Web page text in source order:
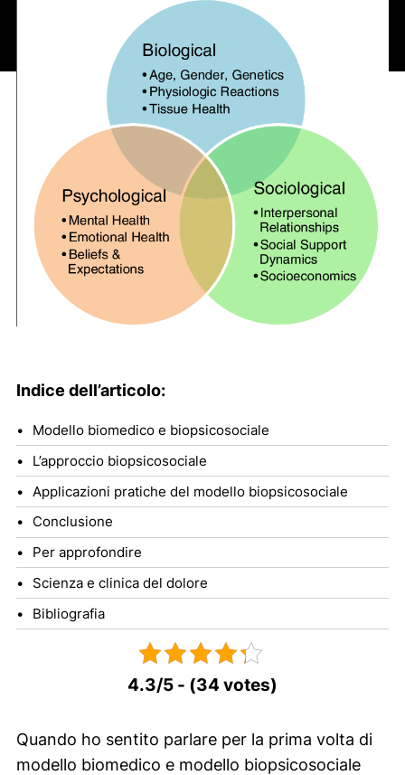
Indice dell’articolo:
Modello biomedico e biopsicosociale
L’approccio biopsicosociale
Applicazioni pratiche del modello biopsicosociale
Conclusione
Per approfondire
Scienza e clinica del dolore
Bibliografia
4.3/5 - (34 votes)
Quando ho sentito parlare per la prima volta di
modello biomedico e modello biopsicosociale